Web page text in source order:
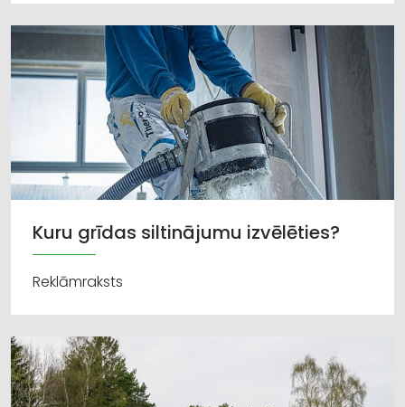
Kuru grīdas siltinājumu izvēlēties?
Reklāmraksts